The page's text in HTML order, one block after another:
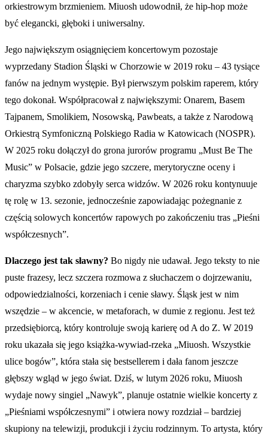
orkiestrowym brzmieniem. Miuosh udowodnił, że hip-hop może
być elegancki, głęboki i uniwersalny.
Jego największym osiągnięciem koncertowym pozostaje
wyprzedany Stadion Śląski w Chorzowie w 2019 roku – 43 tysiące
fanów na jednym występie. Był pierwszym polskim raperem, który
tego dokonał. Współpracował z największymi: Onarem, Basem
Tajpanem, Smolikiem, Nosowską, Pawbeats, a także z Narodową
Orkiestrą Symfoniczną Polskiego Radia w Katowicach (NOSPR).
W 2025 roku dołączył do grona jurorów programu „Must Be The
Music” w Polsacie, gdzie jego szczere, merytoryczne oceny i
charyzma szybko zdobyły serca widzów. W 2026 roku kontynuuje
tę rolę w 13. sezonie, jednocześnie zapowiadając pożegnanie z
częścią solowych koncertów rapowych po zakończeniu tras „Pieśni
współczesnych”.
Dlaczego jest tak sławny? Bo nigdy nie udawał. Jego teksty to nie
puste frazesy, lecz szczera rozmowa z słuchaczem o dojrzewaniu,
odpowiedzialności, korzeniach i cenie sławy. Śląsk jest w nim
wszędzie – w akcencie, w metaforach, w dumie z regionu. Jest też
przedsiębiorcą, który kontroluje swoją karierę od A do Z. W 2019
roku ukazała się jego książka-wywiad-rzeka „Miuosh. Wszystkie
ulice bogów”, która stała się bestsellerem i dała fanom jeszcze
głębszy wgląd w jego świat. Dziś, w lutym 2026 roku, Miuosh
wydaje nowy singiel „Nawyk”, planuje ostatnie wielkie koncerty z
„Pieśniami współczesnymi” i otwiera nowy rozdział – bardziej
skupiony na telewizji, produkcji i życiu rodzinnym. To artysta, który